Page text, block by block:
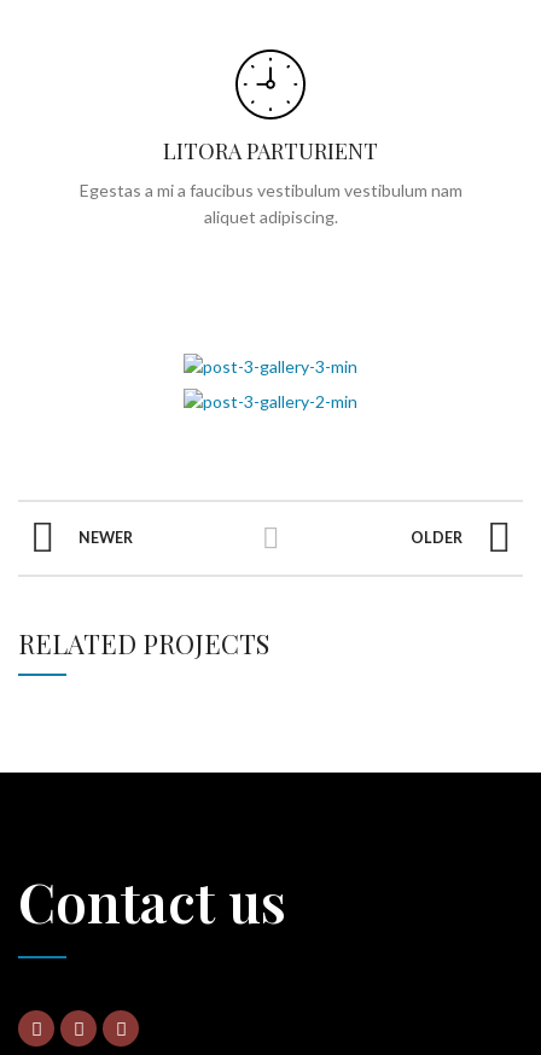
LITORA PARTURIENT
Egestas a mi a faucibus vestibulum vestibulum nam
aliquet adipiscing.
NEWER OLDER
RELATED PROJECTS
Contact us